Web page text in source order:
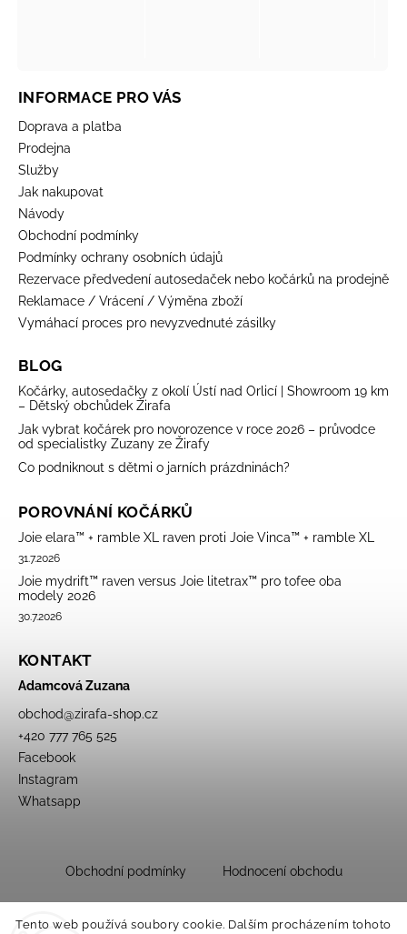
Tento web používá soubory cookie. Dalším procházením tohoto
INFORMACE PRO VÁS
Doprava a platba
Prodejna
Služby
Jak nakupovat
Návody
Obchodní podmínky
Podmínky ochrany osobních údajů
Rezervace předvedení autosedaček nebo kočárků na prodejně
Reklamace / Vrácení / Výměna zboží
Vymáhací proces pro nevyzvednuté zásilky
BLOG
Kočárky, autosedačky z okolí Ústí nad Orlicí | Showroom 19 km
– Dětský obchůdek Žirafa
Jak vybrat kočárek pro novorozence v roce 2026 – průvodce
od specialistky Zuzany ze Žirafy
Co podniknout s dětmi o jarních prázdninách?
POROVNÁNÍ KOČÁRKŮ
Joie elara™ + ramble XL raven proti Joie Vinca™ + ramble XL
31.7.2026
Joie mydrift™ raven versus Joie litetrax™ pro tofee oba
modely 2026
30.7.2026
KONTAKT
Adamcová Zuzana
obchod@zirafa-shop.cz
+420 777 765 525
Facebook
Instagram
Whatsapp
Obchodní podmínky Hodnocení obchodu